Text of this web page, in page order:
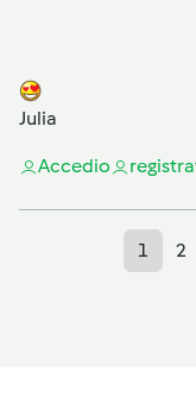
Julia
Accedio
1 2